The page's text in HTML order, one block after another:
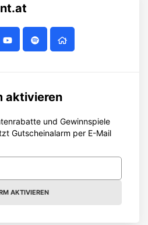
aktivieren
und Gewinnspiele
Gutscheinalarm per E-Mail
AKTIVIEREN